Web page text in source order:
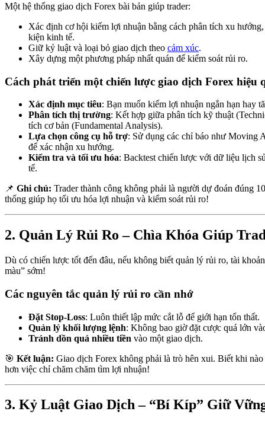
Một hệ thống giao dịch Forex bài bản giúp trader:
Xác định cơ hội kiếm lợi nhuận bằng cách phân tích xu
kiện kinh tế.
Giữ kỷ luật và loại bỏ giao dịch theo cảm xúc.
Xây dựng một phương pháp nhất quán để kiểm soát rủi ro.
Cách phát triển một chiến lược giao dịch Forex hiệu
Xác định mục tiêu: Bạn muốn kiếm lợi nhuận ngắn hạn hay
Phân tích thị trường: Kết hợp giữa phân tích kỹ thuật
tích cơ bản (Fundamental Analysis).
Lựa chọn công cụ hỗ trợ: Sử dụng các chỉ báo như Moving
để xác nhận xu hướng.
Kiểm tra và tối ưu hóa: Backtest chiến lược với dữ liệu lịch
tế.
📌 Ghi chú: Trader thành công không phải là người dự đoán đúng
thống giúp họ tối ưu hóa lợi nhuận và kiểm soát rủi ro!
2. Quản Lý Rủi Ro – Chìa Khóa Giúp
Dù có chiến lược tốt đến đâu, nếu không biết quản lý rủi ro, tài
màu” sớm!
Các nguyên tắc quản lý rủi ro cần nhớ
Đặt Stop-Loss: Luôn thiết lập mức cắt lỗ để giới hạn tổn thất.
Quản lý khối lượng lệnh: Không bao giờ đặt cược quá lớn
Tránh dồn quá nhiều tiền vào một giao dịch.
🎯 Kết luận: Giao dịch Forex không phải là trò hên xui. Biết khi
hơn việc chỉ chăm chăm tìm lợi nhuận!
3. Kỷ Luật Giao Dịch – “Bí Kíp” Giữ